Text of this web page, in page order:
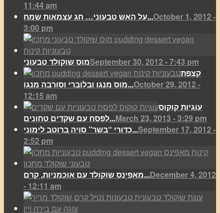
11:44 am
על האש טבעוני… חג עצמאות שמח...October 1, 2012 -
3:00 pm
מוס שוקולד טבעוניSeptember 30, 2012 - 7:43 pm
קצפת
מוס מנגו ובלוברי וסורבה מנגו...October 29, 2012 -
12:15 am
עוגיות קוקוס
לפסח עם שקדים טחונים...March 23, 2013 - 3:29 pm
כדורי “בשר” סויה ברוטב לימוני...September 17, 2012 -
2:52 pm
מאפינס שוקולד עם אוכמניות, קרם...December 4, 2012
- 12:11 am